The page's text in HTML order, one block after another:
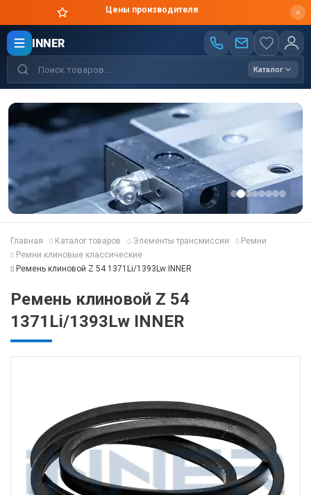
Цены производителя
INNER
Каталог
Главная Каталог товаров Элементы трансмиссии
Ремни
Ремни клиновые классические
Ремень клиновой Z 54 1371Li/1393Lw INNER
Ремень клиновой Z 54
1371Li/1393Lw INNER